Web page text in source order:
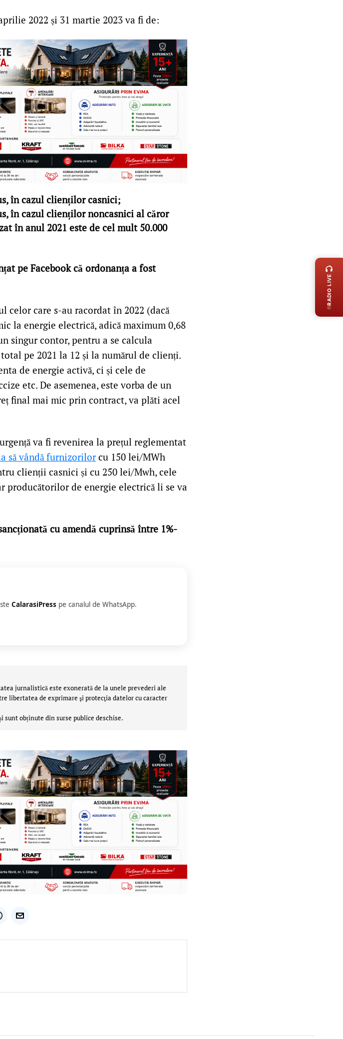
2022 și 31 martie 2023 va fi de:
în cazul clienților casnici;
în cazul clienților noncasnici al căror
în anul 2021 este de cel mult 50.000
pe Facebook că ordonanța a fost
celor care s-au racordat în 2022 (dacă
la energie electrică, adică maximum 0,68
singur contor, pentru a se calcula
pe 2021 la 12 și la numărul de clienți.
de energie activă, ci și cele de
etc. De asemenea, este vorba de un
final mai mic prin contract, va plăti acel
va fi revenirea la prețul reglementat
să vândă furnizorilorcu 150 lei/MWh
clienții casnici și cu 250 lei/Mwh, cele
producătorilor de energie electrică li se va
cu amendă cuprinsă între 1%-
CalarasiPress pe canalul de WhatsApp.
jurnalistică este exonerată de la unele prevederi ale
libertatea de exprimare şi protecţia datelor cu caracter
obținute din surse publice deschise.
RADIO LIVE